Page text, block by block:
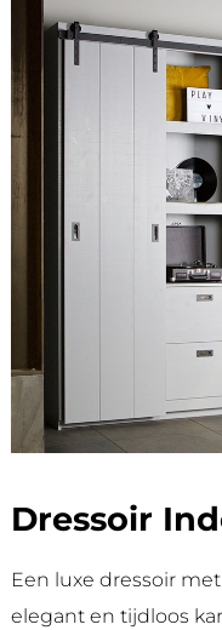
Dressoir
Een luxe dressoir
elegant en tijdloos